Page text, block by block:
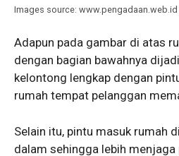
Images source: www.pengadaan.web.id
Adapun pada gambar di atas
dengan bagian bawahnya
kelontong lengkap dengan
rumah tempat pelanggan
Selain itu, pintu masuk rumah
dalam sehingga lebih menjaga